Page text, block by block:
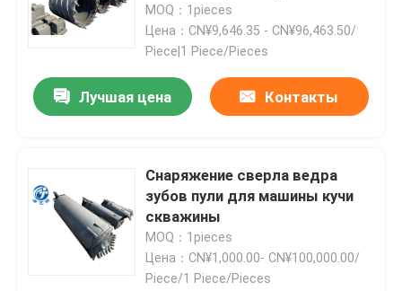
Продукция
Сверля ведро
Штабелевка Адвокатуры Келли
цементировать в сверлить
MOQ：1pieces
Цена：CN¥9,646.35 - CN¥96,463.50/
Piece|1 Piece/Pieces
Лучшая цена Контакты
Снаряжение сверла ведра
зубов пули для машины кучи
скважины
MOQ：1pieces
Цена：CN¥1,000.00- CN¥100,000.00/
Piece/1 Piece/Pieces